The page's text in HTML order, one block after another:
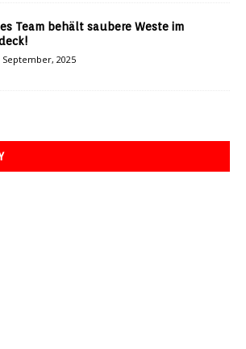
Team behält saubere Weste im
September, 2025